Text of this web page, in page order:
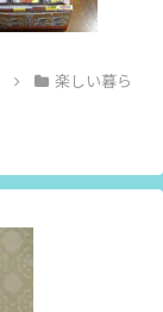
楽しい暮ら